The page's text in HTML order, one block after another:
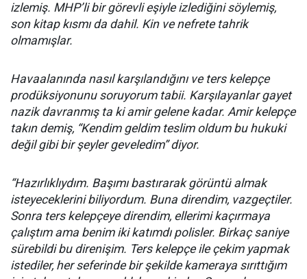
izlemiş. MHP’li bir görevli eşiyle izlediğini söylemiş,
son kitap kısmı da dahil. Kin ve nefrete tahrik
olmamışlar.
Havaalanında nasıl karşılandığını ve ters kelepçe
prodüksiyonunu soruyorum tabii. Karşılayanlar gayet
nazik davranmış ta ki amir gelene kadar. Amir kelepçe
takın demiş, “Kendim geldim teslim oldum bu hukuki
değil gibi bir şeyler geveledim” diyor.
“Hazırlıklıydım. Başımı bastırarak görüntü almak
isteyeceklerini biliyordum. Buna direndim, vazgeçtiler.
Sonra ters kelepçeye direndim, ellerimi kaçırmaya
çalıştım ama benim iki katımdı polisler. Birkaç saniye
sürebildi bu direnişim. Ters kelepçe ile çekim yapmak
istediler, her seferinde bir şekilde kameraya sırıttığım